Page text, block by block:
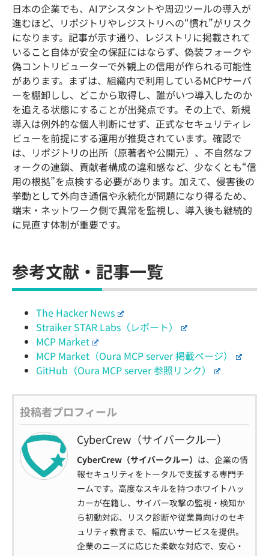
日本の企業でも、AIアシスタントや周辺ツールの導入が
進むほど、リポジトリやレジストリへの“慣れ”がリスク
になります。記事が示す通り、レジストリに掲載されて
いること自体が安全の保証にはならず、偽装フォークや
偽コントリビューターで外観上の信用が作られる可能性
があります。まずは、組織内で利用しているMCPサーバ
ーを棚卸しし、どこから取得し、誰がいつ導入したのか
を追える状態にすることが出発点です。その上で、新規
導入は例外的な個人判断にせず、正式なセキュリティレ
ビューを前提にする運用が推奨されています。確認で
は、リポジトリの出所（原著者や公開元）、不自然なフ
ォークの連鎖、貢献者構成の違和感など、少なくとも“信
用の根拠”を点検する必要があります。加えて、侵害後の
挙動として外向き通信や永続化が問題になり得るため、
端末・ネットワーク側で異常を監視し、導入後も継続的
に見直す体制が重要です。
参考文献・記事一覧
The Hacker News
Straiker STAR Labs（レポート）
MCP Market
MCP Market（Oura MCP server 掲載ページ）
GitHub（Oura MCP server 参照リンク）
投稿者プロフィール
CyberCrew（サイバークルー）
CyberCrew（サイバークルー） は、企業の情
報セキュリティをトータルで支援する専門チ
ームです。高度なスキルを持つホワイトハッ
カーが在籍し、サイバー攻撃の監視・検知か
ら初動対応、リスク診断や従業員向けのセキ
ュリティ教育まで、幅広いサービスを提供。
企業のニーズに応じた柔軟な対応で、安心・